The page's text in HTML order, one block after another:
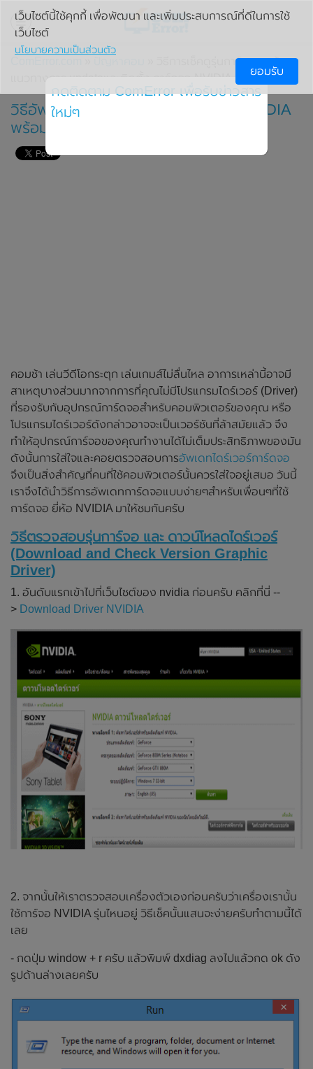
» วิธีการเช็คดูรุ่นการ์ดจอ พร้อม
วิธีอัพเดตและติดตั้ง driver การ์ดจอ NVIDIA
พร้อมวิธิเช็ครุ่นการ์ดจอ (ภาพประกอบ)
คอมช้า เล่นวีดีโอกระตุก เล่นเกมส์ไม่ลื่นไหล อาการเหล่านี้อาจมี
สาเหตุบางส่วนมากจากการที่คุณไม่มีโปรแกรมไดร์เวอร์ (Driver)
ที่รองรับกับอุปกรณ์การ์ดจอสำหรับคอมพิวเตอร์ของคุณ หรือ
โปรแกรมไดร์เวอร์ดังกล่าวอาจจะเป็นเวอร์ชันที่ล้าสมัยแล้ว จึง
ทำให้อุปกรณ์การ์จอของคุณทำงานได้ไม่เต็มประสิทธิภาพของมัน
ดังนั้นการใส่ใจและคอยตรวจสอบการอัพเดทไดร์เวอร์การ์ดจอ
จึงเป็นสิ่งสำคัญที่คนที่ใช้คอมพิวเตอร์นั้นควรใส่ใจอยู่เสมอ วันนี้
เราจึงได้นำวิธีการอัพเดทการ์ดจอแบบง่ายๆสำหรับเพื่อนๆที่ใช้
การ์ดจอ ยี่ห้อ NVIDIA มาให้ชมกันครับ
วิธีตรวจสอบรุ่นการ์จอ และ ดาวน์โหลดไดร์เวอร์
(Download and Check Version Graphic
Driver)
1. อันดับแรกเข้าไปที่เว็บไซต์ของ nvidia ก่อนครับ คลิกที่นี่ --
> Download Driver NVIDIA
2. จากนั้นให้เราตรวจสอบเครื่องตัวเองก่อนครับว่าเครื่องเรานั้น
ใช้การ์จอ NVIDIA รุ่นไหนอยู่ วิธีเช็คนั้นแสนจะง่ายครับทำตามนี้ได้
เลย
- กดปุ่ม window + r ครับ แล้วพิมพ์ dxdiag ลงไปแล้วกด ok ดัง
รูปด้านล่างเลยครับ
เว็บไซต์นี้ใช้คุกกี้ เพื่อพัฒนา และเพิ่มประสบการณ์ที่ดีในการใช้
เว็บไซต์
นโยบายความเป็นส่วนตัว
ยอมรับ
กดติดตาม ComError เพื่อรับข่าวสาร
ใหม่ๆ